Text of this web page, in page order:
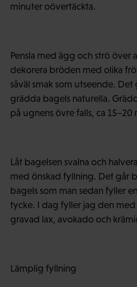
minuter oövertäckta.
Pensla med ägg och strö över
dekorera bröden med olika
såväl smak som utseende. Det
grädda bagels naturella.
på ugnens övre falls, ca 15–20
Låt bagelsen svalna och
med önskad fyllning. Det går
bagels som man sedan fyller
tycke. I dag fyller jag den
gravad lax, avokado och
Lämplig fyllning